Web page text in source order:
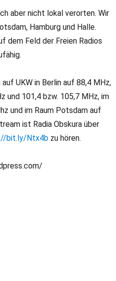
aber nicht lokal verorten. Wir
Hamburg und Halle.
dem Feld der Freien Radios
UKW in Berlin auf 88,4 MHz,
und 101,4 bzw. 105,7 MHz, im
und im Raum Potsdam auf
ist Radia Obskura über
bit.ly/Ntx4b zu hören.